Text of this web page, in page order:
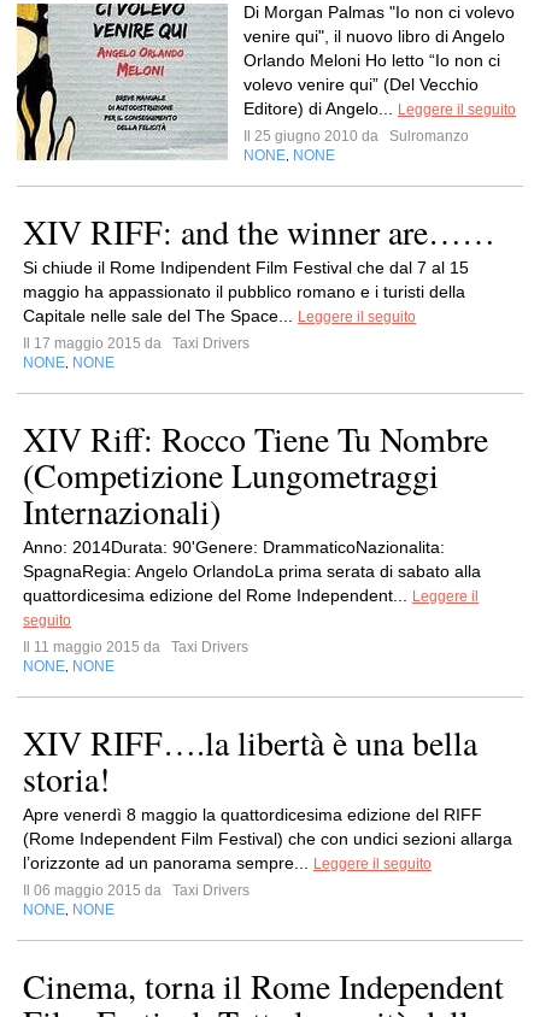
Di Morgan Palmas "Io non ci volevo
venire qui", il nuovo libro di Angelo
Orlando Meloni Ho letto “Io non ci
volevo venire qui” (Del Vecchio
Editore) di Angelo...
Leggere il seguito
Il 25 giugno 2010 da
Sulromanzo
NONE NONE
XIV RIFF: and the winner are……
Si chiude il Rome Indipendent Film Festival che dal 7 al 15
maggio ha appassionato il pubblico romano e i turisti della
Capitale nelle sale del The Space...
Leggere il seguito
Il 17 maggio 2015 da
Taxi Drivers
NONE NONE
XIV Riff: Rocco Tiene Tu Nombre
(Competizione Lungometraggi
Internazionali)
Anno: 2014Durata: 90'Genere: DrammaticoNazionalita:
SpagnaRegia: Angelo OrlandoLa prima serata di sabato alla
quattordicesima edizione del Rome Independent...
Leggere il
seguito
Il 11 maggio 2015 da
Taxi Drivers
NONE NONE
XIV RIFF….la libertà è una bella
storia!
Apre venerdì 8 maggio la quattordicesima edizione del RIFF
(Rome Independent Film Festival) che con undici sezioni allarga
l’orizzonte ad un panorama sempre...
Leggere il seguito
Il 06 maggio 2015 da
Taxi Drivers
NONE NONE
Cinema, torna il Rome Independent